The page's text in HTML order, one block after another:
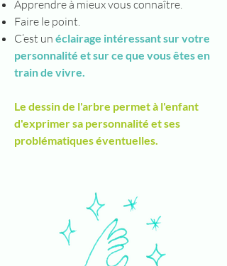
Apprendre à mieux vous connaître.
Faire le point.
C’est un éclairage intéressant sur votre
personnalité et sur ce que vous êtes en
train de vivre.
Le dessin de l'arbre permet à l'enfant
d'exprimer sa personnalité et ses
problématiques éventuelles.